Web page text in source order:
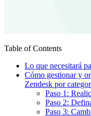
Table of Contents
Lo que necesitará
Cómo gestionar y
Zendesk por
Paso 1:
Paso 2:
Paso 3: